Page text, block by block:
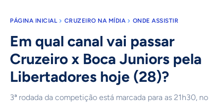
PÁGINA INICIAL CRUZEIRO NA MÍDIA ONDE ASSISTIR
Em qual canal vai passar
Cruzeiro x Boca Juniors pela
Libertadores hoje (28)?
3ª rodada da competição está marcada para as 21h30, no